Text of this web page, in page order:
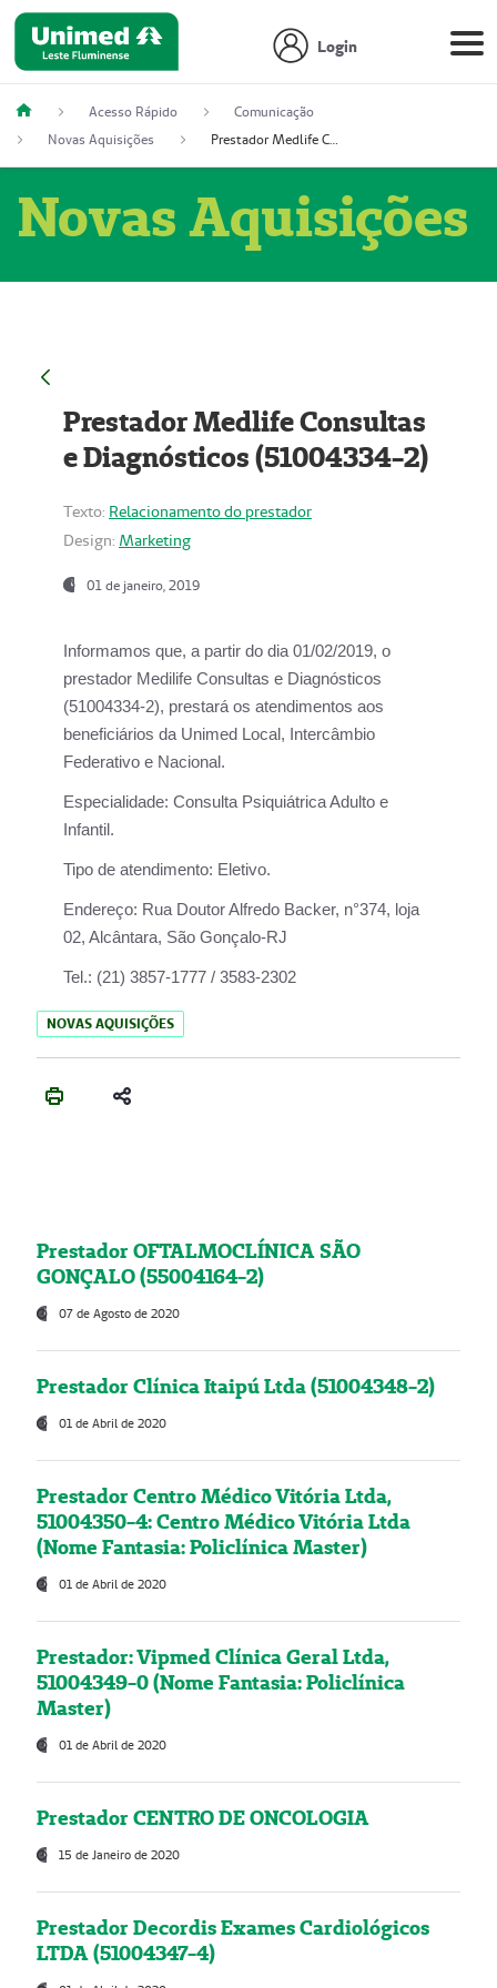
Login
Acesso Rápido
Comunicação
Novas Aquisições
Prestador Medlife Consultas e Diagnósticos (51004334-2)
Novas Aquisições
Prestador Medlife Consultas
e Diagnósticos (51004334-2)
Texto: Relacionamento do prestador
Design: Marketing
01 de janeiro, 2019
Informamos que, a partir do dia 01/02/2019, o
prestador Medilife Consultas e Diagnósticos
(51004334-2), prestará os atendimentos aos
beneficiários da Unimed Local, Intercâmbio
Federativo e Nacional.
Especialidade: Consulta Psiquiátrica Adulto e
Infantil.
Tipo de atendimento: Eletivo.
Endereço: Rua Doutor Alfredo Backer, n°374, loja
02, Alcântara, São Gonçalo-RJ
Tel.: (21) 3857-1777 / 3583-2302
NOVAS AQUISIÇÕES
Prestador OFTALMOCLÍNICA SÃO
GONÇALO (55004164-2)
07 de Agosto de 2020
Prestador Clínica Itaipú Ltda (51004348-2)
01 de Abril de 2020
Prestador Centro Médico Vitória Ltda,
51004350-4: Centro Médico Vitória Ltda
(Nome Fantasia: Policlínica Master)
01 de Abril de 2020
Prestador: Vipmed Clínica Geral Ltda,
51004349-0 (Nome Fantasia: Policlínica
Master)
01 de Abril de 2020
Prestador CENTRO DE ONCOLOGIA
15 de Janeiro de 2020
Prestador Decordis Exames Cardiológicos
LTDA (51004347-4)